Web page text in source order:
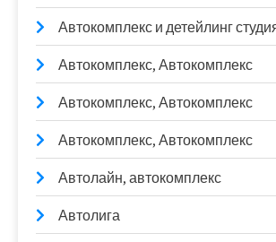
Автокомплекс и детейлинг
Автокомплекс, Автокомплекс
Автокомплекс, Автокомплекс
Автокомплекс, Автокомплекс
Автолайн, автокомплекс
Автолига